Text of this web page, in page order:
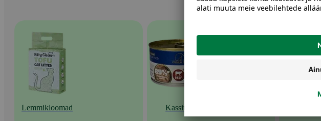
Lemmikloomad Kassitoit